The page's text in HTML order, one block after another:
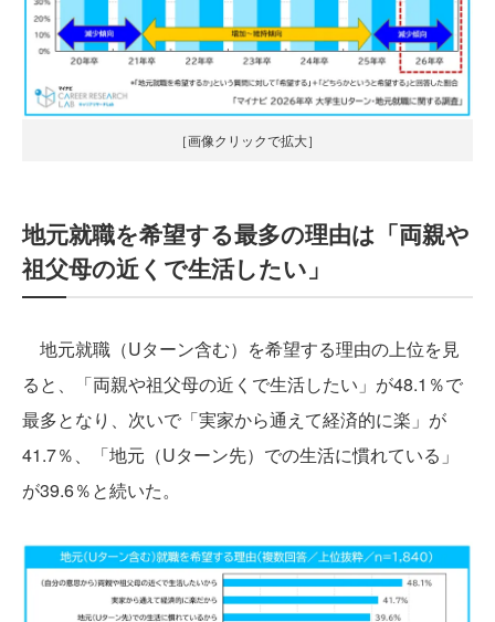
［画像クリックで拡大］
地元就職を希望する最多の理由は「両親や
祖父母の近くで生活したい」
地元就職（Uターン含む）を希望する理由の上位を見
ると、「両親や祖父母の近くで生活したい」が48.1％で
最多となり、次いで「実家から通えて経済的に楽」が
41.7％、「地元（Uターン先）での生活に慣れている」
が39.6％と続いた。